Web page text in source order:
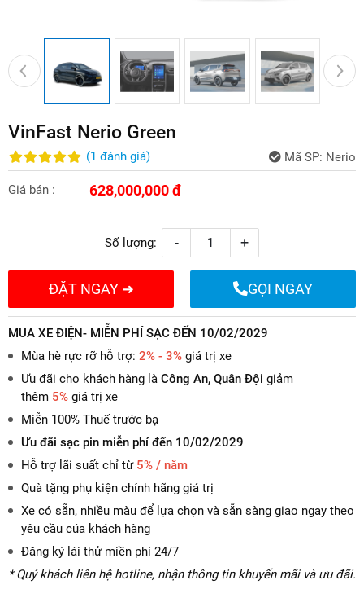
VinFast Nerio Green
(1 đánh giá) Mã SP: Nerio
Giá bán : 628,000,000 đ
Số lượng: - +
ĐẶT NGAY ➜ GỌI NGAY
MUA XE ĐIỆN- MIỄN PHÍ SẠC ĐẾN 10/02/2029
Mùa hè rực rỡ hỗ trợ: 2% - 3% giá trị xe
Ưu đãi cho khách hàng là Công An, Quân Đội giảm
thêm 5% giá trị xe
Miễn 100% Thuế trước bạ
Ưu đãi sạc pin miễn phí đến 10/02/2029
Hỗ trợ lãi suất chỉ từ 5% / năm
Quà tặng phụ kiện chính hãng giá trị
Xe có sẵn, nhiều màu để lựa chọn và sẵn sàng giao ngay theo
yêu cầu cúa khách hàng
Đăng ký lái thử miền phí 24/7
* Quý khách liên hệ hotline, nhận thông tin khuyến mãi và ưu đãi.